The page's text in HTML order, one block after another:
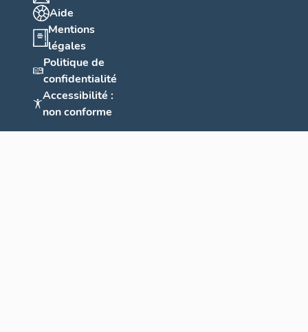
Aide
Mentions
légales
Politique de
confidentialité
Accessibilité :
non conforme